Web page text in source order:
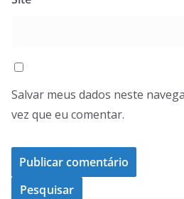
Salvar meus dados neste
vez que eu comentar.
Pesquisar